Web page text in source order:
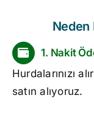
Neden
1. Nakit
Hurdalarınızı
satın alıyoruz.